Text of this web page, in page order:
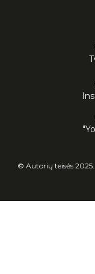
© Autorių teisės 2025.